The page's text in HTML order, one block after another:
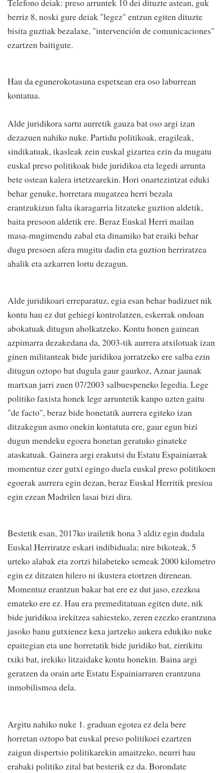
berriz 8, noski gure deiak "legez" entzun egiten dituzte
bisita guztiak bezalaxe, "intervención de comunicaciones"
ezartzen baitigute.
Hau da egunerokotasuna espetxean era oso laburrean
kontatua.
Alde juridikora sartu aurretik gauza bat oso argi izan
dezazuen nahiko nuke. Partidu politikoak, eragileak,
sindikatuak, ikasleak zein euskal gizartea ezin da mugatu
euskal preso politikoak bide juridikoa eta legedi arrunta
bete ostean kalera irtetzearekin. Hori onartezintzat eduki
behar genuke, horretara mugatzea herri bezala
erantzukizun falta ikaragarria litzateke guztion aldetik,
baita presoon aldetik ere. Beraz Euskal Herri mailan
masa-mugimendu zabal eta dinamiko bat eraiki behar
dugu presoen afera mugitu dadin eta guztion herriratzea
ahalik eta azkarren lortu dezagun.
Alde juridikoari erreparatuz, egia esan behar badizuet nik
kontu hau ez dut gehiegi kontrolatzen, eskerrak ondoan
abokatuak ditugun aholkatzeko. Kontu honen gainean
azpimarra dezakedana da, 2003-tik aurrera atxilotuak izan
ginen militanteak bide juridikoa jorratzeko ere salba ezin
ditugun oztopo bat dugula gaur gaurkoz, Aznar jaunak
martxan jarri zuen 07/2003 salbuespeneko legedia. Lege
politiko faxista honek lege arruntetik kanpo uzten gaitu
"de facto", beraz bide honetatik aurrera egiteko izan
ditzakegun asmo onekin kontatuta ere, gaur egun bizi
dugun mendeku egoera honetan geratuko ginateke
ataskatuak. Gainera argi erakutsi du Estatu Espainiarrak
momentuz ezer gutxi egingo duela euskal preso politikoen
egoerak aurrera egin dezan, beraz Euskal Herritik presioa
egin ezean Madrilen lasai bizi dira.
Bestetik esan, 2017ko irailetik hona 3 aldiz egin dudala
Euskal Herriratze eskari indibiduala; nire bikoteak, 5
urteko alabak eta zortzi hilabeteko semeak 2000 kilometro
egin ez ditzaten hilero ni ikustera etortzen direnean.
Momentuz erantzun bakar bat ere ez dut jaso, ezezkoa
emateko ere ez. Hau era premeditatuan egiten dute, nik
bide juridikoa irekitzea sahiesteko, zeren ezezko erantzuna
jasoko banu gutxienez kexa jartzeko aukera edukiko nuke
epaitegian eta une horretatik bide juridiko bat, zirrikitu
txiki bat, irekiko litzaidake kontu honekin. Baina argi
geratzen da orain arte Estatu Espainiarraren erantzuna
inmobilismoa dela.
Argitu nahiko nuke 1. graduan egotea ez dela bere
horretan oztopo bat euskal preso politikoei ezartzen
zaigun dispertsio politikarekin amaitzeko, neurri hau
erabaki politiko zital bat besterik ez da. Borondate